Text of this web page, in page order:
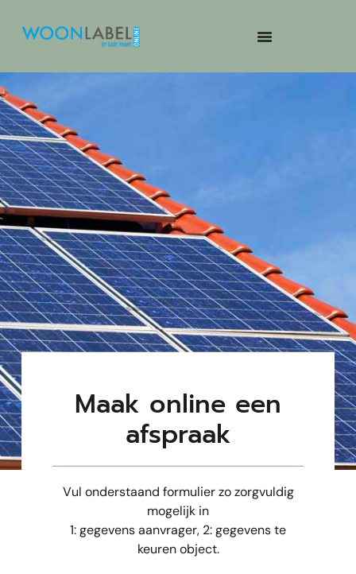
Maak online een
afspraak
Vul onderstaand formulier zo zorgvuldig
mogelijk in
1: gegevens aanvrager, 2: gegevens te
keuren object.